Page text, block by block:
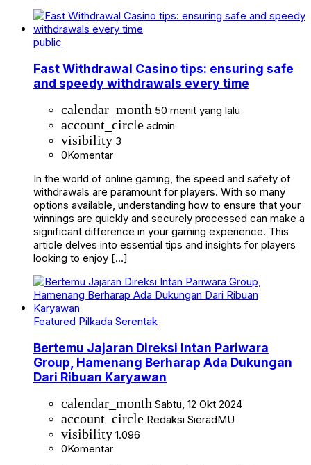
public
Fast Withdrawal Casino tips: ensuring safe
and speedy withdrawals every time
calendar_month 50 menit yang lalu
account_circle admin
visibility 3
0Komentar
In the world of online gaming, the speed and safety of
withdrawals are paramount for players. With so many
options available, understanding how to ensure that your
winnings are quickly and securely processed can make a
significant difference in your gaming experience. This
article delves into essential tips and insights for players
looking to enjoy […]
Featured Pilkada Serentak
Bertemu Jajaran Direksi Intan Pariwara
Group, Hamenang Berharap Ada Dukungan
Dari Ribuan Karyawan
calendar_month Sabtu, 12 Okt 2024
account_circle Redaksi SieradMU
visibility 1.096
0Komentar